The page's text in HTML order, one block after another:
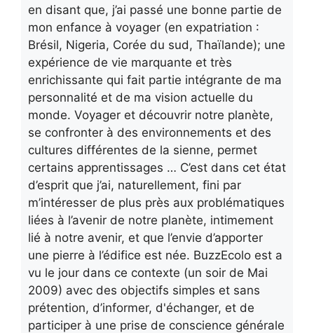
en disant que, j’ai passé une bonne partie de
mon enfance à voyager (en expatriation :
Brésil, Nigeria, Corée du sud, Thaïlande); une
expérience de vie marquante et très
enrichissante qui fait partie intégrante de ma
personnalité et de ma vision actuelle du
monde. Voyager et découvrir notre planète,
se confronter à des environnements et des
cultures différentes de la sienne, permet
certains apprentissages … C’est dans cet état
d’esprit que j’ai, naturellement, fini par
m’intéresser de plus près aux problématiques
liées à l’avenir de notre planète, intimement
lié à notre avenir, et que l’envie d’apporter
une pierre à l’édifice est née. BuzzEcolo est a
vu le jour dans ce contexte (un soir de Mai
2009) avec des objectifs simples et sans
prétention, d’informer, d'échanger, et de
participer à une prise de conscience générale